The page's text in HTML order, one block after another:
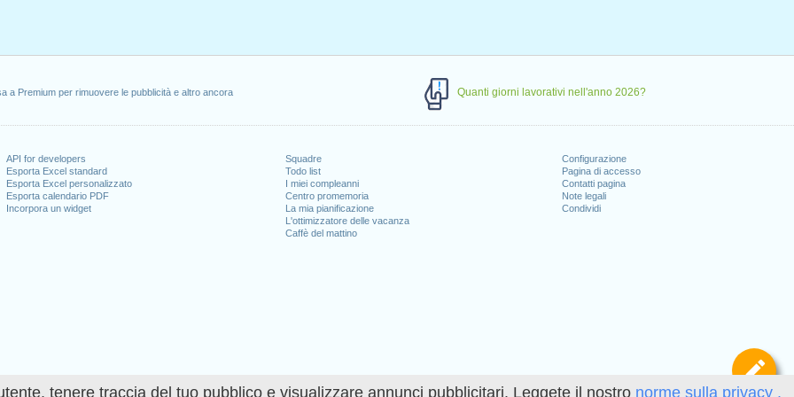
tenere traccia del tuo pubblico e visualizzare annunci pubblicitari. Leggete il nostro norme sulla privacy .
a Premium per rimuovere le pubblicità e altro ancora Quanti giorni lavorativi nell'anno 2026?
API for developers
Esporta Excel standard
Esporta Excel personalizzato
Esporta calendario PDF
Incorpora un widget
Squadre
Todo list
I miei compleanni
Centro promemoria
La mia pianificazione
L'ottimizzatore delle vacanza
Caffè del mattino
Configurazione
Pagina di accesso
Contatti pagina
Note legali
Condividi
2021
giugno 18, 2021
: lunedi, luglio 5, 2021
11, 2021
25, 2021
dicembre 24, 2021
: venerdì, dicembre 31, 2021